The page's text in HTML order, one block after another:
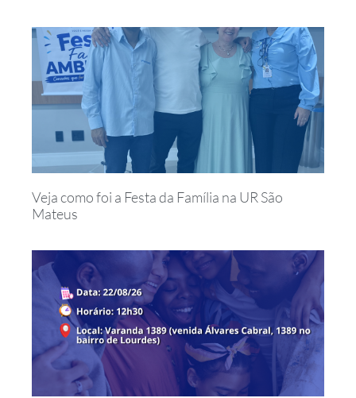
Veja como foi a Festa da Família na UR São
Mateus